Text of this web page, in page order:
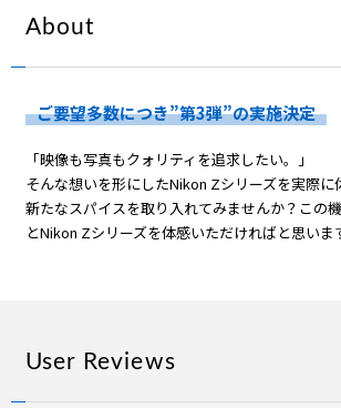
About
ご要望多数につき”第3弾”の実施決定
「映像も写真もクォリティを追求したい。」
そんな想いを形にしたNikon Zシリーズを実際に
新たなスパイスを取り入れてみませんか？ この
とNikon Zシリーズを体感いただければと思いま
User Reviews